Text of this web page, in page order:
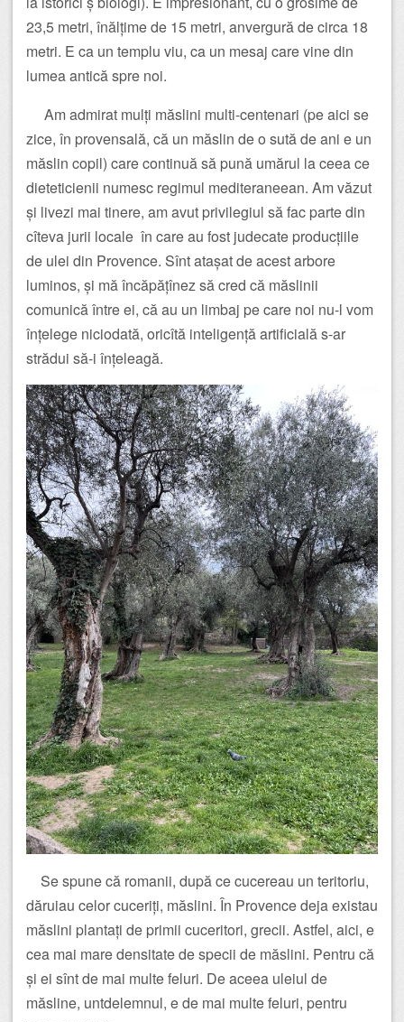
23,5 metri, înălțime de 15 metri, anvergură de circa 18
metri. E ca un templu viu, ca un mesaj care vine din
lumea antică spre noi.
Am admirat mulți măslini multi-centenari (pe aici se
zice, în provensală, că un măslin de o sută de ani e un
măslin copil) care continuă să pună umărul la ceea ce
dieteticienii numesc regimul mediteraneean. Am văzut
și livezi mai tinere, am avut privilegiul să fac parte din
cîteva jurii locale în care au fost judecate producțiile
de ulei din Provence. Sînt atașat de acest arbore
luminos, și mă încăpățînez să cred că măslinii
comunică între ei, că au un limbaj pe care noi nu-l vom
înțelege niciodată, oricîtă inteligență artificială s-ar
strădui să-i înțeleagă.
Se spune că romanii, după ce cucereau un teritoriu,
dăruiau celor cuceriți, măslini. În Provence deja existau
măslini plantați de primii cuceritori, grecii. Astfel, aici, e
cea mai mare densitate de specii de măslini. Pentru că
și ei sînt de mai multe feluri. De aceea uleiul de
măsline, untdelemnul, e de mai multe feluri, pentru